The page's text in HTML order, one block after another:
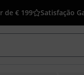
de € 199 Satisfação